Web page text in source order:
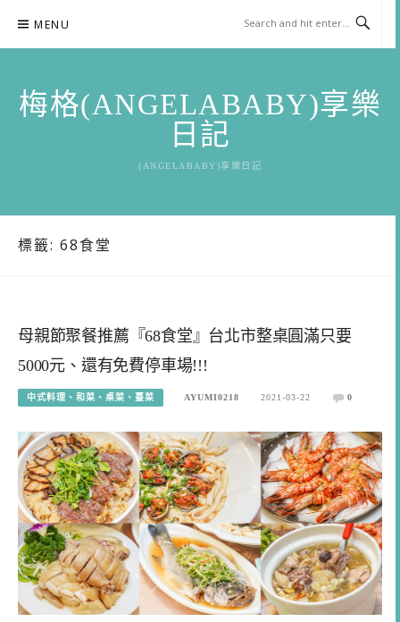
content
MENU
梅格(ANGELABABY)享樂
日記
(ANGELABABY)享樂日記
標籤: 68食堂
母親節聚餐推薦『68食堂』台北市整桌圓滿只要
5000元、還有免費停車場!!!
中式料理、和菜、桌菜、臺菜 AYUMI0218 2021-03-22 0